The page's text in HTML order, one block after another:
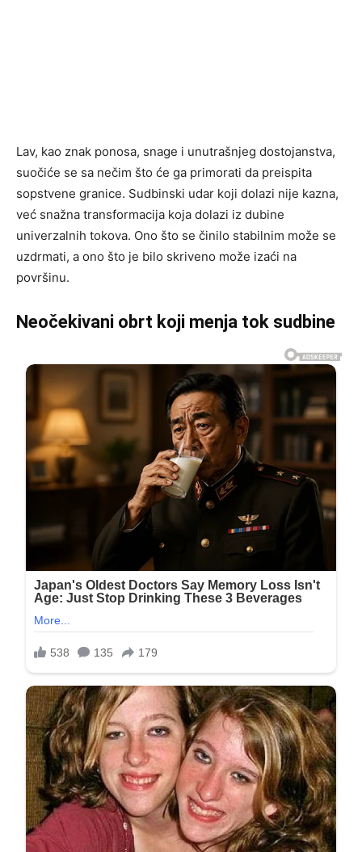
Lav, kao znak ponosa, snage i unutrašnjeg dostojanstva,
suočiće se sa nečim što će ga primorati da preispita
sopstvene granice. Sudbinski udar koji dolazi nije kazna,
već snažna transformacija koja dolazi iz dubine
univerzalnih tokova. Ono što se činilo stabilnim može se
uzdrmati, a ono što je bilo skriveno može izaći na
površinu.
Neočekivani obrt koji menja tok sudbine